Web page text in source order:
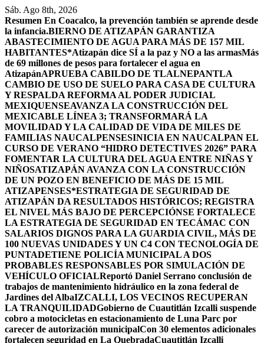
Saltar
al
contenido
Sáb. Ago 8th, 2026
Resumen En Coacalco, la prevención también se aprende desde
la infancia.BIERNO DE ATIZAPÁN GARANTIZA
ABASTECIMIENTO DE AGUA PARA MÁS DE 157 MIL
HABITANTES*Atizapán dice SÍ a la paz y NO a las armasMás
de 69 millones de pesos para fortalecer el agua en
AtizapánAPRUEBA CABILDO DE TLALNEPANTLA
CAMBIO DE USO DE SUELO PARA CASA DE CULTURA
Y RESPALDA REFORMA AL PODER JUDICIAL
MEXIQUENSEAVANZA LA CONSTRUCCIÓN DEL
MEXICABLE LÍNEA 3; TRANSFORMARÁ LA
MOVILIDAD Y LA CALIDAD DE VIDA DE MILES DE
FAMILIAS NAUCALPENSESINICIA EN NAUCALPAN EL
CURSO DE VERANO “HIDRO DETECTIVES 2026” PARA
FOMENTAR LA CULTURA DEL AGUA ENTRE NIÑAS Y
NIÑOSATIZAPÁN AVANZA CON LA CONSTRUCCIÓN
DE UN POZO EN BENEFICIO DE MÁS DE 15 MIL
ATIZAPENSES*ESTRATEGIA DE SEGURIDAD DE
ATIZAPÁN DA RESULTADOS HISTÓRICOS; REGISTRA
EL NIVEL MÁS BAJO DE PERCEPCIÓNSE FORTALECE
LA ESTRATEGIA DE SEGURIDAD EN TECÁMAC CON
SALARIOS DIGNOS PARA LA GUARDIA CIVIL, MÁS DE
100 NUEVAS UNIDADES Y UN C4 CON TECNOLOGÍA DE
PUNTADETIENE POLICÍA MUNICIPAL A DOS
PROBABLES RESPONSABLES POR SIMULACIÓN DE
VEHÍCULO OFICIALReportó Daniel Serrano conclusión de
trabajos de mantenimiento hidráulico en la zona federal de
Jardines del AlbaIZCALLI, LOS VECINOS RECUPERAN
LA TRANQUILIDADGobierno de Cuautitlán Izcalli suspende
cobro a motocicletas en estacionamiento de Luna Parc por
carecer de autorización municipalCon 30 elementos adicionales
fortalecen seguridad en La QuebradaCuautitlán Izcalli